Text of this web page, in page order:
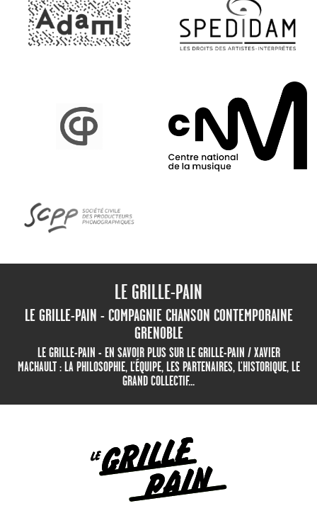
LE GRILLE-PAIN
LE GRILLE-PAIN - COMPAGNIE CHANSON CONTEMPORAINE
GRENOBLE
LE GRILLE-PAIN - EN SAVOIR PLUS SUR LE GRILLE-PAIN / XAVIER
MACHAULT : LA PHILOSOPHIE, L'ÉQUIPE, LES PARTENAIRES, L'HISTORIQUE, LE
GRAND COLLECTIF...